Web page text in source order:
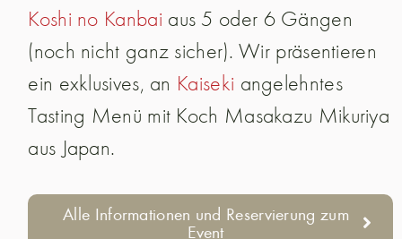
Koshi no Kanbai aus 5 oder 6 Gängen
(noch nicht ganz sicher). Wir präsentieren
ein exklusives, an Kaiseki angelehntes
Tasting Menü mit Koch Masakazu Mikuriya
aus Japan.
Alle Informationen und Reservierung zum
Event